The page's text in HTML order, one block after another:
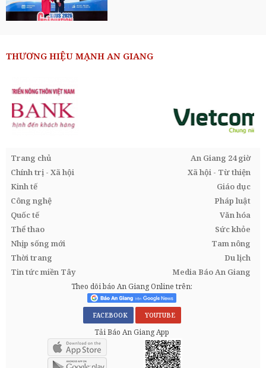
THƯƠNG HIỆU MẠNH AN GIANG
Trang chủ
An Giang 24 giờ
Chính trị - Xã hội
Xã hội - Từ thiện
Kinh tế
Giáo dục
Công nghệ
Pháp luật
Quốc tế
Văn hóa
Thể thao
Sức khỏe
Nhịp sống mới
Tam nông
Thời trang
Du lịch
Tin tức miền Tây
Media Báo An Giang
Theo dõi báo An Giang Online trên:
FACEBOOK YOUTUBE
Tải Báo An Giang App